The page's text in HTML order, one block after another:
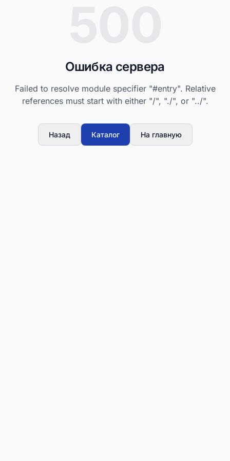
Ошибка сервера
Failed to resolve module specifier "#entry". Relative
references must start with either "/", "./", or "../".
Назад Каталог На главную